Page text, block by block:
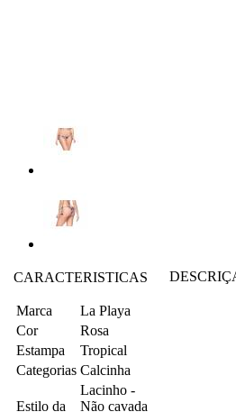
CARACTERISTICAS
Marca
La Playa
Cor
Rosa
Estampa
Tropical
Categorias Calcinha
Estilo da
Lacinho -
Não cavada